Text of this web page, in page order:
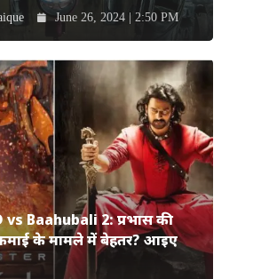
June 26, 2024 | 2:50 PM
vs Baahubali 2: प्रभास की
के मामले में बेहतर? आइए